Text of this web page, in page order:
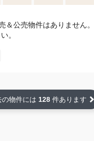
＆公売物件はありません。
。
の物件には 128 件あります